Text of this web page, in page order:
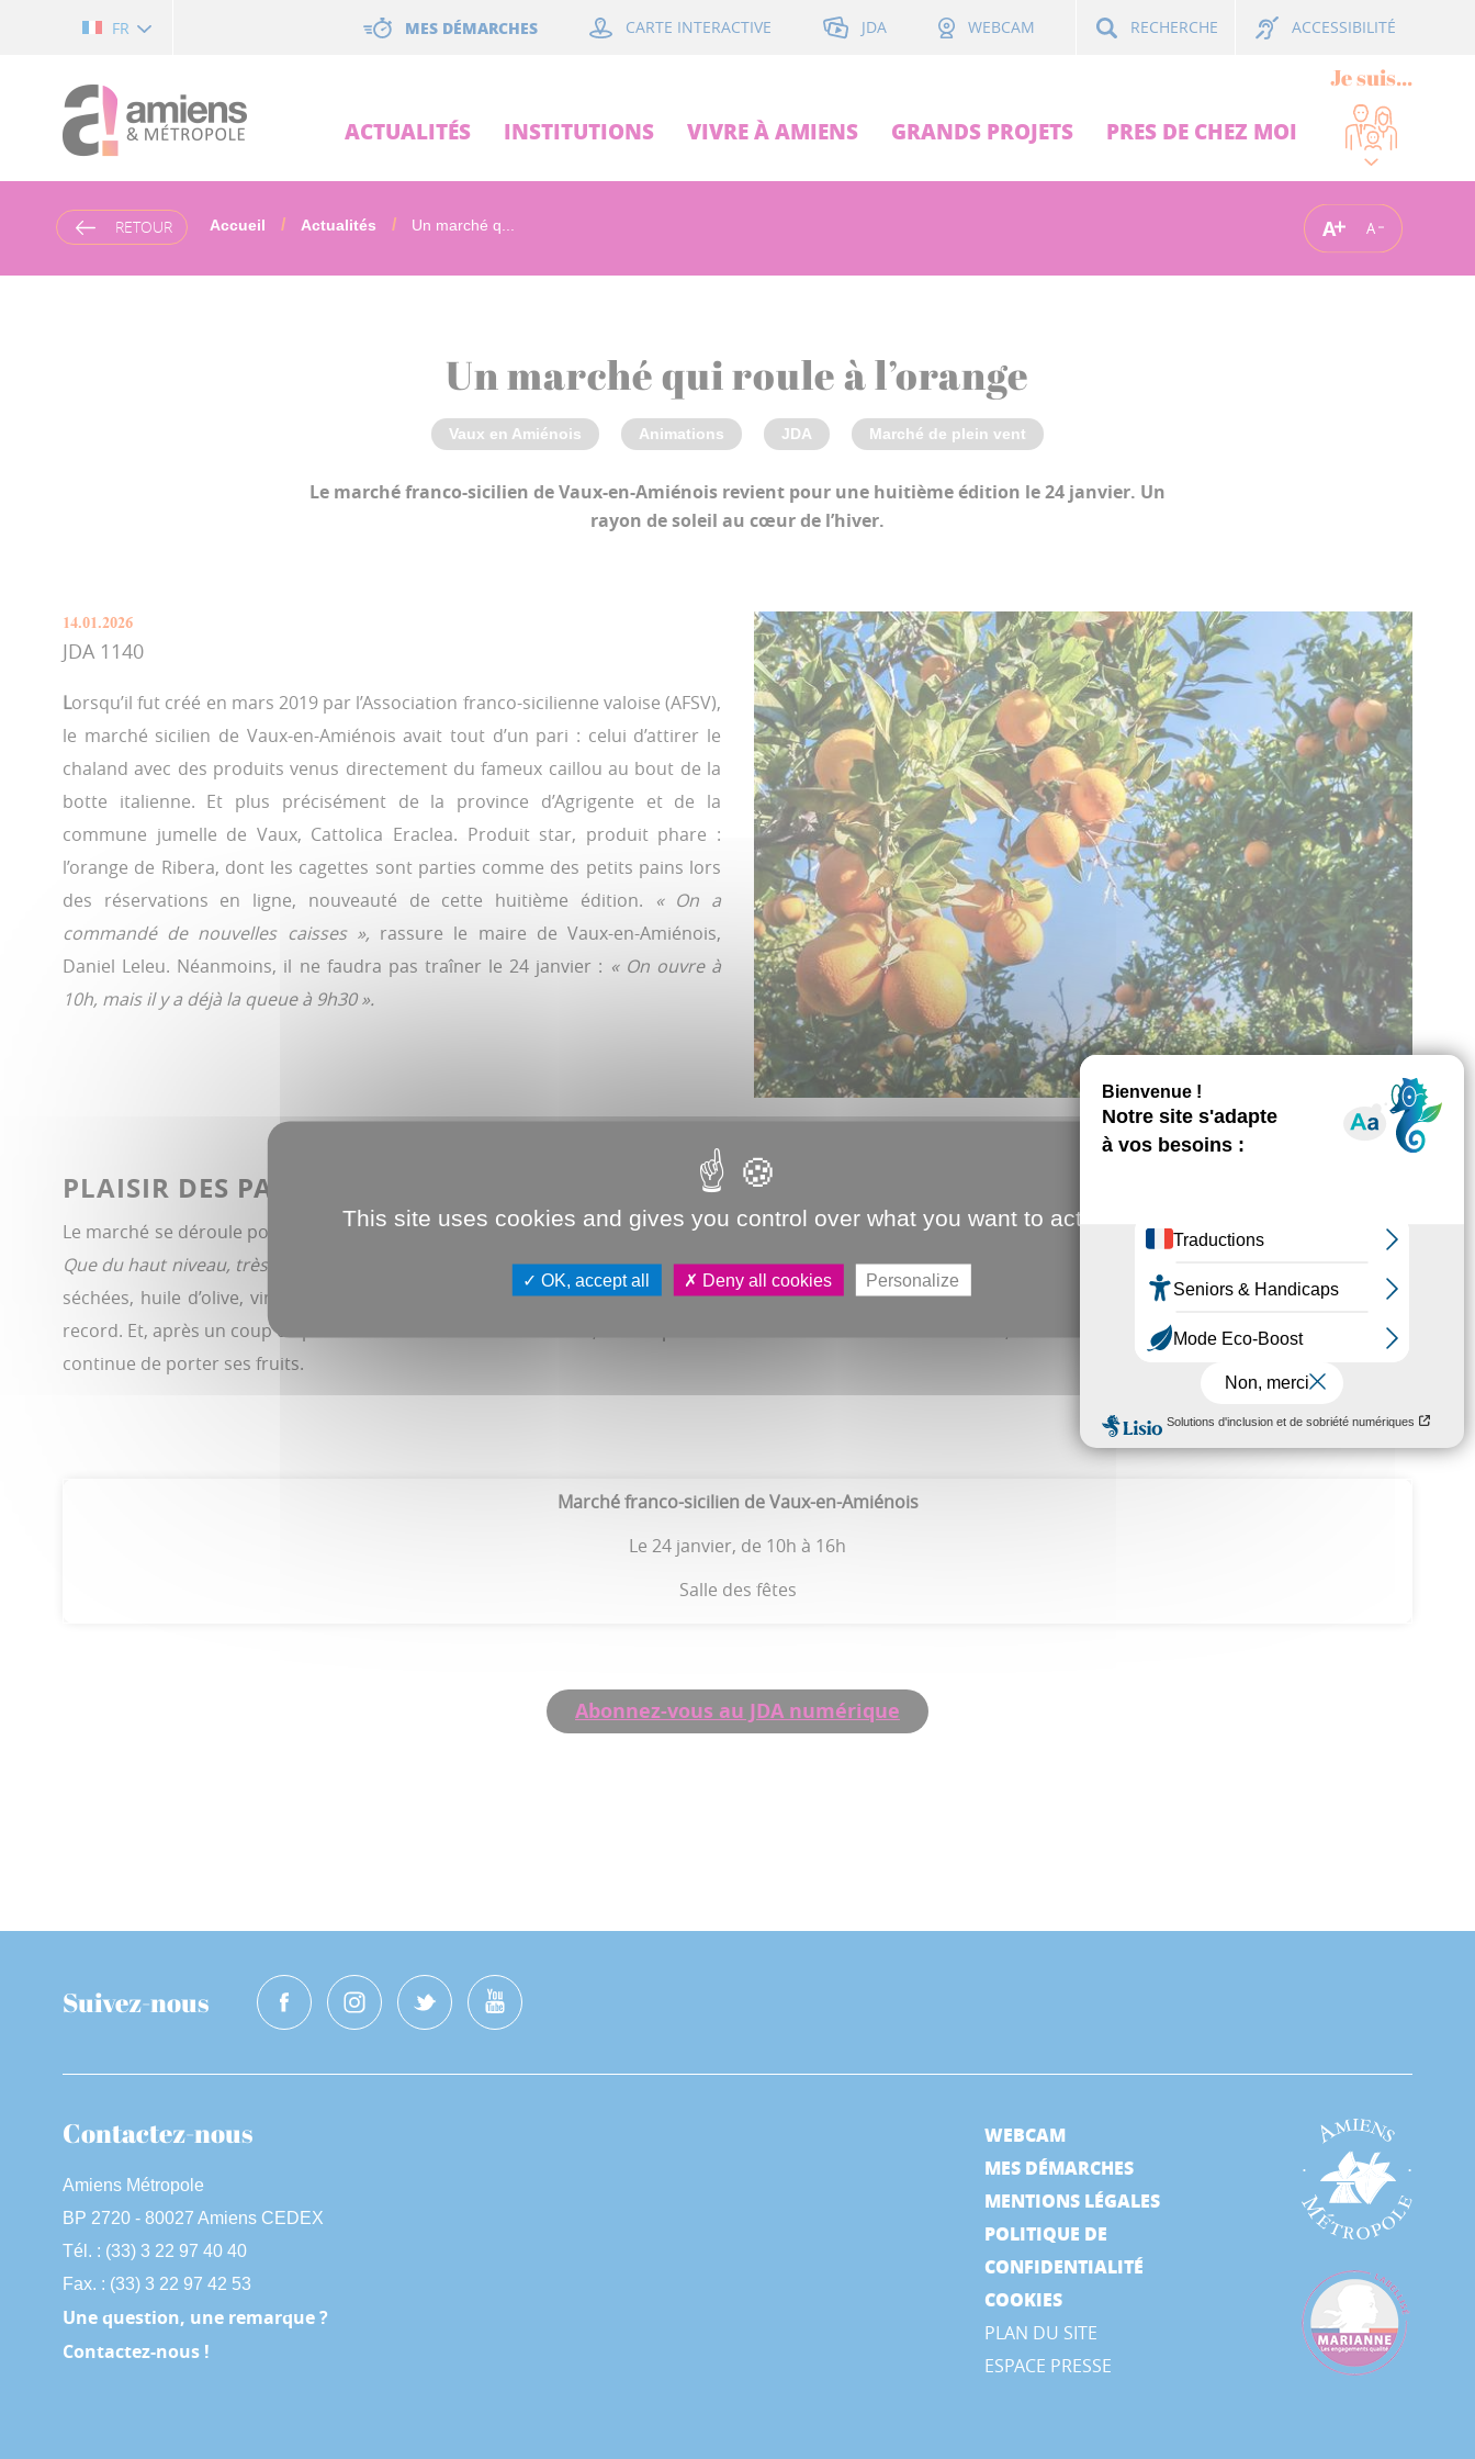
FR MES DÉMARCHES CARTE INTERACTIVE JDA WEBCAM RECHERCHE ACCESSIBILITÉ
ACTUALITÉS INSTITUTIONS VIVRE À AMIENS GRANDS PROJETS PRES DE CHEZ MOI
Je suis...
RETOUR Accueil Actualités Un marché q... A A
Un marché qui roule à l’orange
Vaux en Amiénois Animations JDA Marché de plein vent
Le marché franco-sicilien de Vaux-en-Amiénois revient pour une huitième édition le 24 janvier. Un
rayon de soleil au cœur de l’hiver.
14.01.2026
JDA 1140
Lorsqu’il fut créé en mars 2019 par l’Association franco-sicilienne valoise (AFSV),
le marché sicilien de Vaux-en-Amiénois avait tout d’un pari : celui d’attirer le
chaland avec des produits venus directement du fameux caillou au bout de la
botte italienne. Et plus précisément de la province d’Agrigente et de la
commune jumelle de Vaux, Cattolica Eraclea. Produit star, produit phare :
l’orange de Ribera, dont les cagettes sont parties comme des petits pains lors
des réservations en ligne, nouveauté de cette huitième édition.
« On a
commandé de nouvelles caisses », rassure le maire de Vaux-en-Amiénois,
Daniel Leleu. Néanmoins, il ne faudra pas traîner le 24 janvier : « On ouvre à
10h, mais il y a déjà la queue à 9h30 ».
PLAISIR DES PAPILLES
Le marché se déroule pour la deuxième fois dans la nouvelle salle des fêtes de Vaux. C’est là qu’une trentaine de produits différents feront de l’œil aux gourmets.
Que du haut niveau, très fin et goûteux, rien de comparable avec ce qu’on peut trouver dans les supermarchés et à prix avantageux »,
séchées, huile d’olive, vin, fromage, saucisses, crème d’amande, pesto, confiture... Pour garantir la réussite de ce rendez-vous, 42 bénévoles sont mobilisés, un
record. Et, après un coup de pouce aux Restos du cœur en 2025, l’AFSV sponsorise cette année l’association Rêves, en soutien aux enfants malades. Le pari de 2019
continue de porter ses fruits.
Marché franco-sicilien de Vaux-en-Amiénois
Le 24 janvier, de 10h à 16h
Salle des fêtes
Abonnez-vous au JDA numérique
Suivez-nous
Contactez-nous
Amiens Métropole
BP 2720 - 80027 Amiens CEDEX
Tél. : (33) 3 22 97 40 40
Fax. : (33) 3 22 97 42 53
Une question, une remarque ?
Contactez-nous !
WEBCAM
MES DÉMARCHES
MENTIONS LÉGALES
POLITIQUE DE
CONFIDENTIALITÉ
COOKIES
PLAN DU SITE
ESPACE PRESSE
This site uses cookies and gives you control over what you want to activate
OK, accept all Deny all cookies Personalize